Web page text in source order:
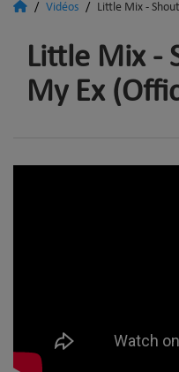
Vidéos Little Mix -
Little Mix -
My Ex